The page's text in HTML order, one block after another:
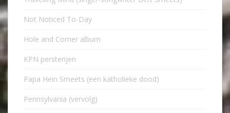
Not Noticed To-Day
Hole and Corner album
KPN persterijen
Papa Hein Smeets (een katholieke dood)
Pennsylvania (vervolg)